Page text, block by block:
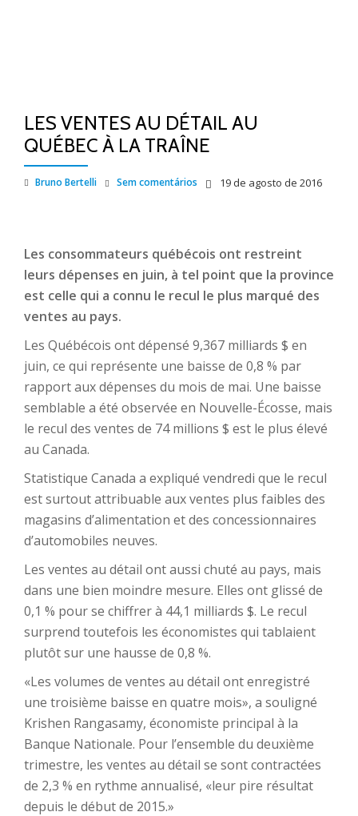
LES VENTES AU DÉTAIL AU
QUÉBEC À LA TRAÎNE
Bruno Bertelli 19 de agosto de 2016
Sem comentários
Les consommateurs québécois ont restreint
leurs dépenses en juin, à tel point que la province
est celle qui a connu le recul le plus marqué des
ventes au pays.
Les Québécois ont dépensé 9,367 milliards $ en
juin, ce qui représente une baisse de 0,8 % par
rapport aux dépenses du mois de mai. Une baisse
semblable a été observée en Nouvelle-Écosse, mais
le recul des ventes de 74 millions $ est le plus élevé
au Canada.
Statistique Canada a expliqué vendredi que le recul
est surtout attribuable aux ventes plus faibles des
magasins d’alimentation et des concessionnaires
d’automobiles neuves.
Les ventes au détail ont aussi chuté au pays, mais
dans une bien moindre mesure. Elles ont glissé de
0,1 % pour se chiffrer à 44,1 milliards $. Le recul
surprend toutefois les économistes qui tablaient
plutôt sur une hausse de 0,8 %.
«Les volumes de ventes au détail ont enregistré
une troisième baisse en quatre mois», a souligné
Krishen Rangasamy, économiste principal à la
Banque Nationale. Pour l’ensemble du deuxième
trimestre, les ventes au détail se sont contractées
de 2,3 % en rythme annualisé, «leur pire résultat
depuis le début de 2015.»